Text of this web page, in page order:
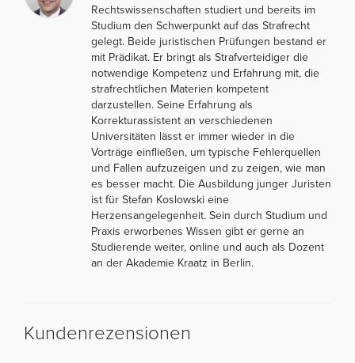
Rechtswissenschaften studiert und bereits im
Studium den Schwerpunkt auf das Strafrecht
gelegt. Beide juristischen Prüfungen bestand er
mit Prädikat. Er bringt als Strafverteidiger die
notwendige Kompetenz und Erfahrung mit, die
strafrechtlichen Materien kompetent
darzustellen. Seine Erfahrung als
Korrekturassistent an verschiedenen
Universitäten lässt er immer wieder in die
Vorträge einfließen, um typische Fehlerquellen
und Fallen aufzuzeigen und zu zeigen, wie man
es besser macht. Die Ausbildung junger Juristen
ist für Stefan Koslowski eine
Herzensangelegenheit. Sein durch Studium und
Praxis erworbenes Wissen gibt er gerne an
Studierende weiter, online und auch als Dozent
an der Akademie Kraatz in Berlin.
Kundenrezensionen